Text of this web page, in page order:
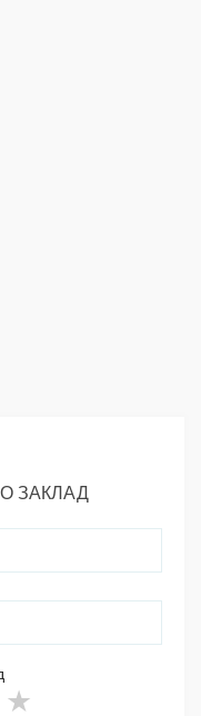
ЗАКЛАД